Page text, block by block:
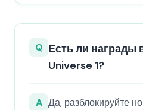
Q Есть ли награды
Universe 1?
A Да, разблокируйте